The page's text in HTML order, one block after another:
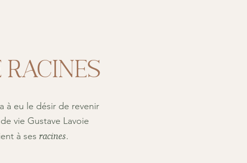
racines
à eu le désir de revenir
vie Gustave Lavoie
à ses racines.